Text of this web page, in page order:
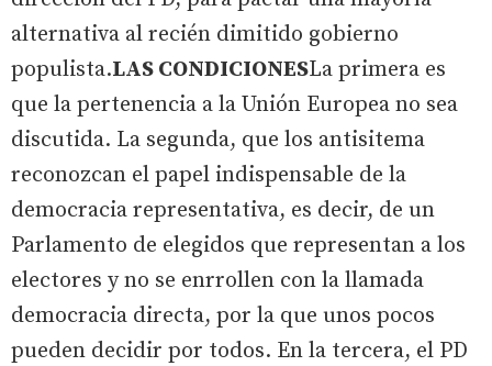
alternativa al recién dimitido gobierno
populista.LAS CONDICIONESLa primera es
que la pertenencia a la Unión Europea no sea
discutida. La segunda, que los antisitema
reconozcan el papel indispensable de la
democracia representativa, es decir, de un
Parlamento de elegidos que representan a los
electores y no se enrrollen con la llamada
democracia directa, por la que unos pocos
pueden decidir por todos. En la tercera, el PD